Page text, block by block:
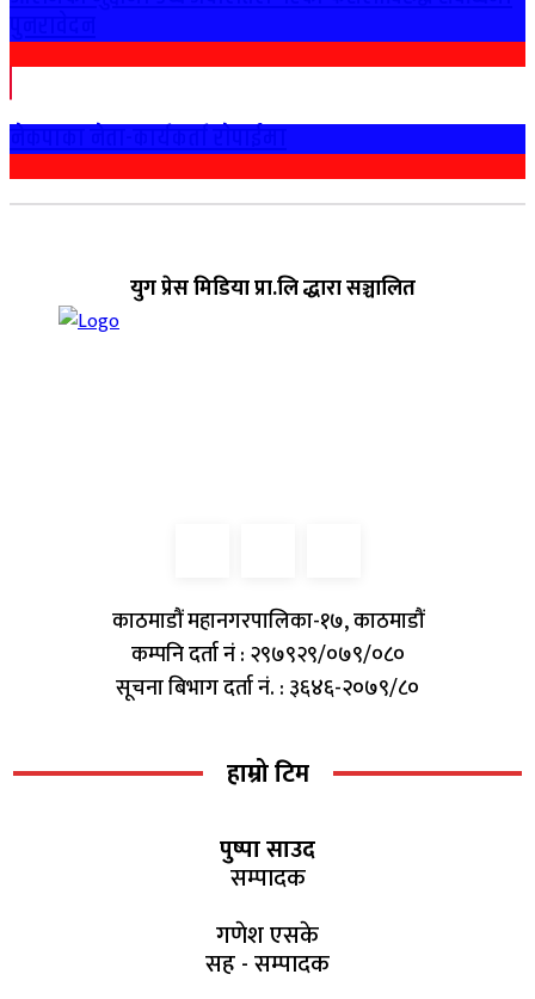
युग प्रेस मिडिया प्रा.लि द्धारा सञ्चालित
काठमाडौं महानगरपालिका-१७, काठमाडौं
कम्पनि दर्ता नं : २९७९२९/०७९/०८०
सूचना बिभाग दर्ता नं. : ३६४६-२०७९/८०
हाम्रो टिम
पुष्पा साउद
सम्पादक
गणेश एसके
सह - सम्पादक